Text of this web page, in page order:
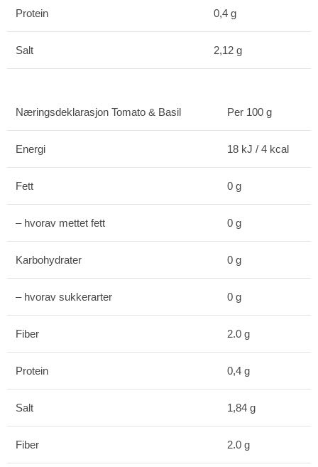
Protein 0,4 g
Salt 2,12 g
Næringsdeklarasjon Tomato & Basil Per 100 g
Energi 18 kJ / 4 kcal
Fett 0 g
– hvorav mettet fett 0 g
Karbohydrater 0 g
– hvorav sukkerarter 0 g
Fiber 2.0 g
Protein 0,4 g
Salt 1,84 g
Fiber 2.0 g